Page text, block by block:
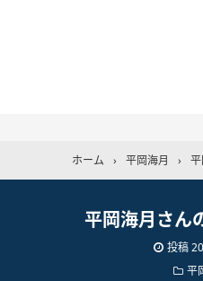
ホーム › 平岡海月 ›
平岡海月さん
投稿
平